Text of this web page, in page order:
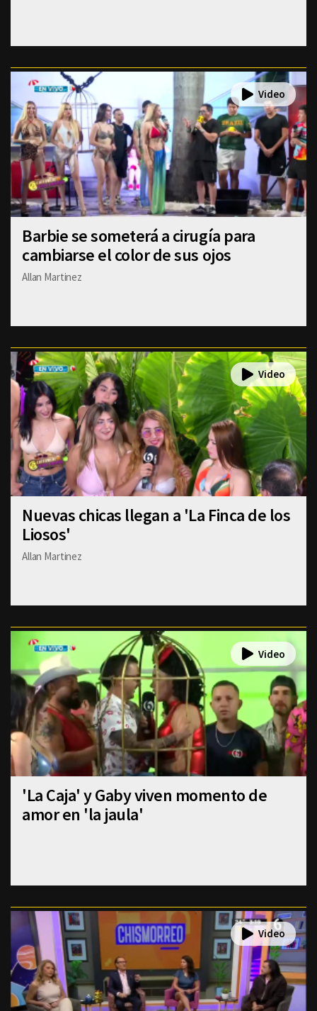
Barbie se someterá a cirugía para
cambiarse el color de sus ojos
Allan Martinez
Nuevas chicas llegan a 'La Finca de los
Liosos'
Allan Martinez
'La Caja' y Gaby viven momento de
amor en 'la jaula'